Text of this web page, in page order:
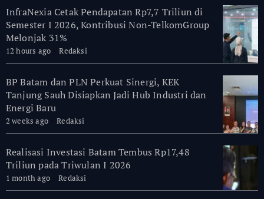
InfraNexia Cetak Pendapatan Rp7,7 Triliun di
Semester I 2026, Kontribusi Non-TelkomGroup
Melonjak 31%
12 hours ago Redaksi
BP Batam dan PLN Perkuat Sinergi, KEK
Tanjung Sauh Disiapkan Jadi Hub Industri dan
Energi Baru
2 weeks ago Redaksi
Realisasi Investasi Batam Tembus Rp17,48
Triliun pada Triwulan I 2026
1 month ago Redaksi